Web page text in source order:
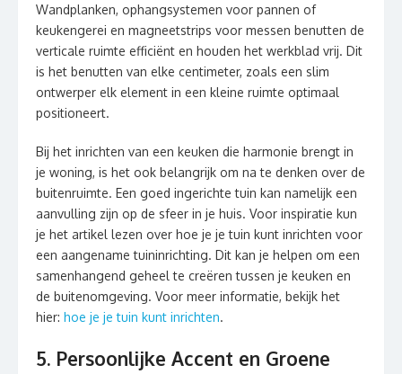
Wandplanken, ophangsystemen voor pannen of
keukengerei en magneetstrips voor messen benutten de
verticale ruimte efficiënt en houden het werkblad vrij. Dit
is het benutten van elke centimeter, zoals een slim
ontwerper elk element in een kleine ruimte optimaal
positioneert.
Bij het inrichten van een keuken die harmonie brengt in
je woning, is het ook belangrijk om na te denken over de
buitenruimte. Een goed ingerichte tuin kan namelijk een
aanvulling zijn op de sfeer in je huis. Voor inspiratie kun
je het artikel lezen over hoe je je tuin kunt inrichten voor
een aangename tuininrichting. Dit kan je helpen om een
samenhangend geheel te creëren tussen je keuken en
de buitenomgeving. Voor meer informatie, bekijk het
hier: hoe je je tuin kunt inrichten.
5. Persoonlijke Accent en Groene